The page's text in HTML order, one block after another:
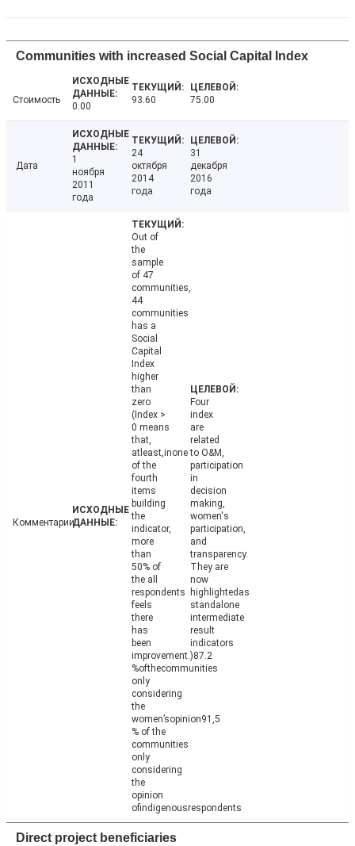
Communities with increased Social Capital Index
Стоимость
0.00
93.60 75.00
Дата
1
ноября
2011
года
24
октября
2014
года
31
декабря
2016
года
Комментарии
Out of
the
sample
of 47
communities,
44
communities
has a
Social
Capital
Index
higher
than
zero
(Index >
0 means
that,
atleast,inone
of the
fourth
items
building
the
indicator,
more
than
50% of
the all
respondents
feels
there
has
been
improvement.)87.2
%ofthecommunities
only
considering
the
women’sopinion91,5
% of the
communities
only
considering
the
opinion
ofindigenousrespondents
Four
index
are
related
to O&M,
participation
in
decision
making,
women's
participation,
and
transparency.
They are
now
highlightedas
standalone
intermediate
result
indicators
Direct project beneficiaries